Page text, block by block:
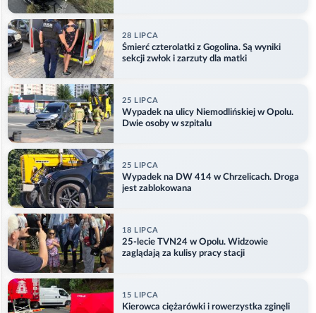
28 LIPCA
Śmierć czterolatki z Gogolina. Są wyniki
sekcji zwłok i zarzuty dla matki
25 LIPCA
Wypadek na ulicy Niemodlińskiej w Opolu.
Dwie osoby w szpitalu
25 LIPCA
Wypadek na DW 414 w Chrzelicach. Droga
jest zablokowana
18 LIPCA
25-lecie TVN24 w Opolu. Widzowie
zaglądają za kulisy pracy stacji
15 LIPCA
Kierowca ciężarówki i rowerzystka zginęli